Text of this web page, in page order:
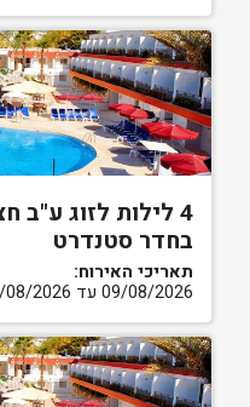
4 לילות לזוג ע"ב
בחדר סטנדרט
תאריכי האירוח:
09/08/2026 עד 13/08/2026